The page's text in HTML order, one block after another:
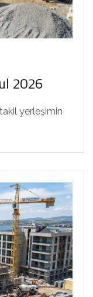
2026
yerleşimin